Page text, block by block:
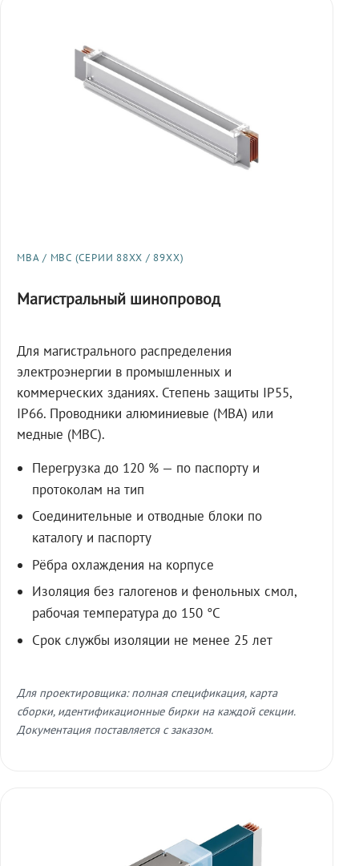
МВА / МВС (СЕРИИ 88XX / 89XX)
Магистральный шинопровод
Для магистрального распределения
электроэнергии в промышленных и
коммерческих зданиях. Степень защиты IP55,
IP66. Проводники алюминиевые (МВА) или
медные (МВС).
Перегрузка до 120 % — по паспорту и
протоколам на тип
Соединительные и отводные блоки по
каталогу и паспорту
Рёбра охлаждения на корпусе
Изоляция без галогенов и фенольных смол,
рабочая температура до 150 °C
Срок службы изоляции не менее 25 лет
Для проектировщика: полная спецификация, карта
сборки, идентификационные бирки на каждой секции.
Документация поставляется с заказом.